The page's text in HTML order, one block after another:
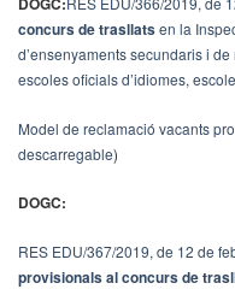
concurs de trasllatsen la
d’ensenyaments secundaris i
escoles oficials d’idiomes,
Model de reclamació vacants
descarregable)
DOGC:
RES EDU/367/2019, de 12 de
provisionals al concurs de